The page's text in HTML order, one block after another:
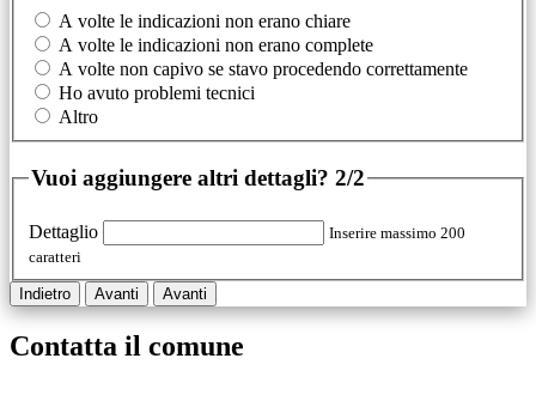
A volte le indicazioni non erano chiare
A volte le indicazioni non erano complete
A volte non capivo se stavo procedendo correttamente
Ho avuto problemi tecnici
Altro
Vuoi aggiungere altri dettagli? 2/2
Dettaglio
Inserire massimo 200
caratteri
Indietro Avanti Avanti
Contatta il comune